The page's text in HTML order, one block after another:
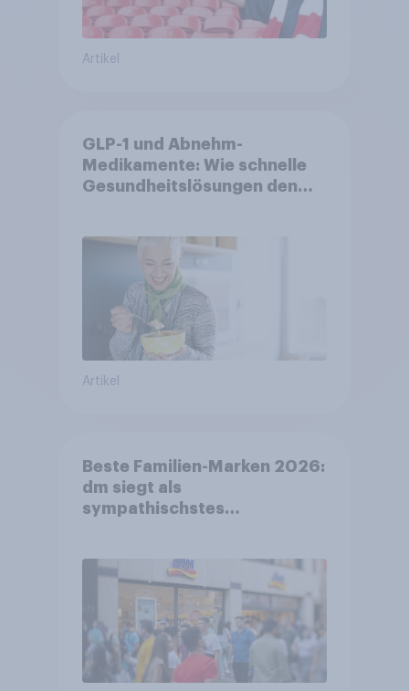
Artikel
GLP-1 und Abnehm-
Medikamente: Wie schnelle
Gesundheitslösungen den
Artikel
Beste Familien-Marken 2026:
dm siegt als
sympathischstes